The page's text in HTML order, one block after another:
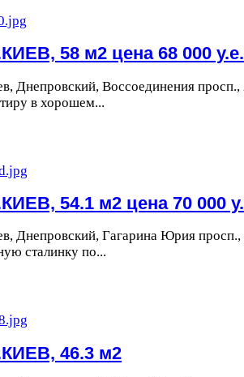
58 м2 цена 68 000 у.е.
Днепровский, Воссоединения просп.,
в хорошем...
54.1 м2 цена 70 000
Днепровский, Гагарина Юрия просп.,
сталинку по...
46.3 м2